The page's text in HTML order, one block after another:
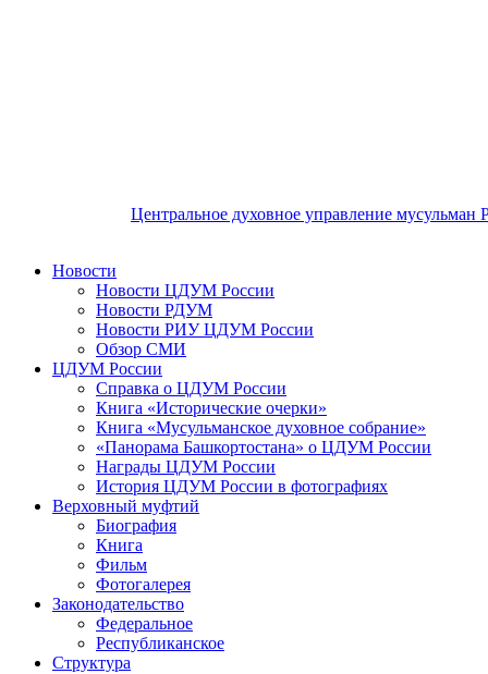
Центральное духовное управление мусульман
Новости
Новости ЦДУМ России
Новости РДУМ
Новости РИУ ЦДУМ России
Обзор СМИ
ЦДУМ России
Справка о ЦДУМ России
Книга «Исторические очерки»
Книга «Мусульманское духовное собрание»
«Панорама Башкортостана» о ЦДУМ России
Награды ЦДУМ России
История ЦДУМ России в фотографиях
Верховный муфтий
Биография
Книга
Фильм
Фотогалерея
Законодательство
Федеральное
Республиканское
Структура